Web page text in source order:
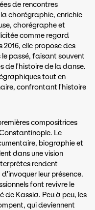
de rencontres
chorégraphie, enrichie
chorégraphe et
comme regard
elle propose des
passé, faisant souvent
de l'histoire de la danse.
tout en
confrontant l'histoire
compositrices
Le
biographie et
dans une vision
rendent
leur présence.
font revivre le
de Kassia. Peu à peu, les
qui deviennent